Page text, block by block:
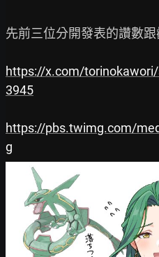
先前三位分開發表的讚數
https://x.com/
3945
https://pbs.twimg.com/
g